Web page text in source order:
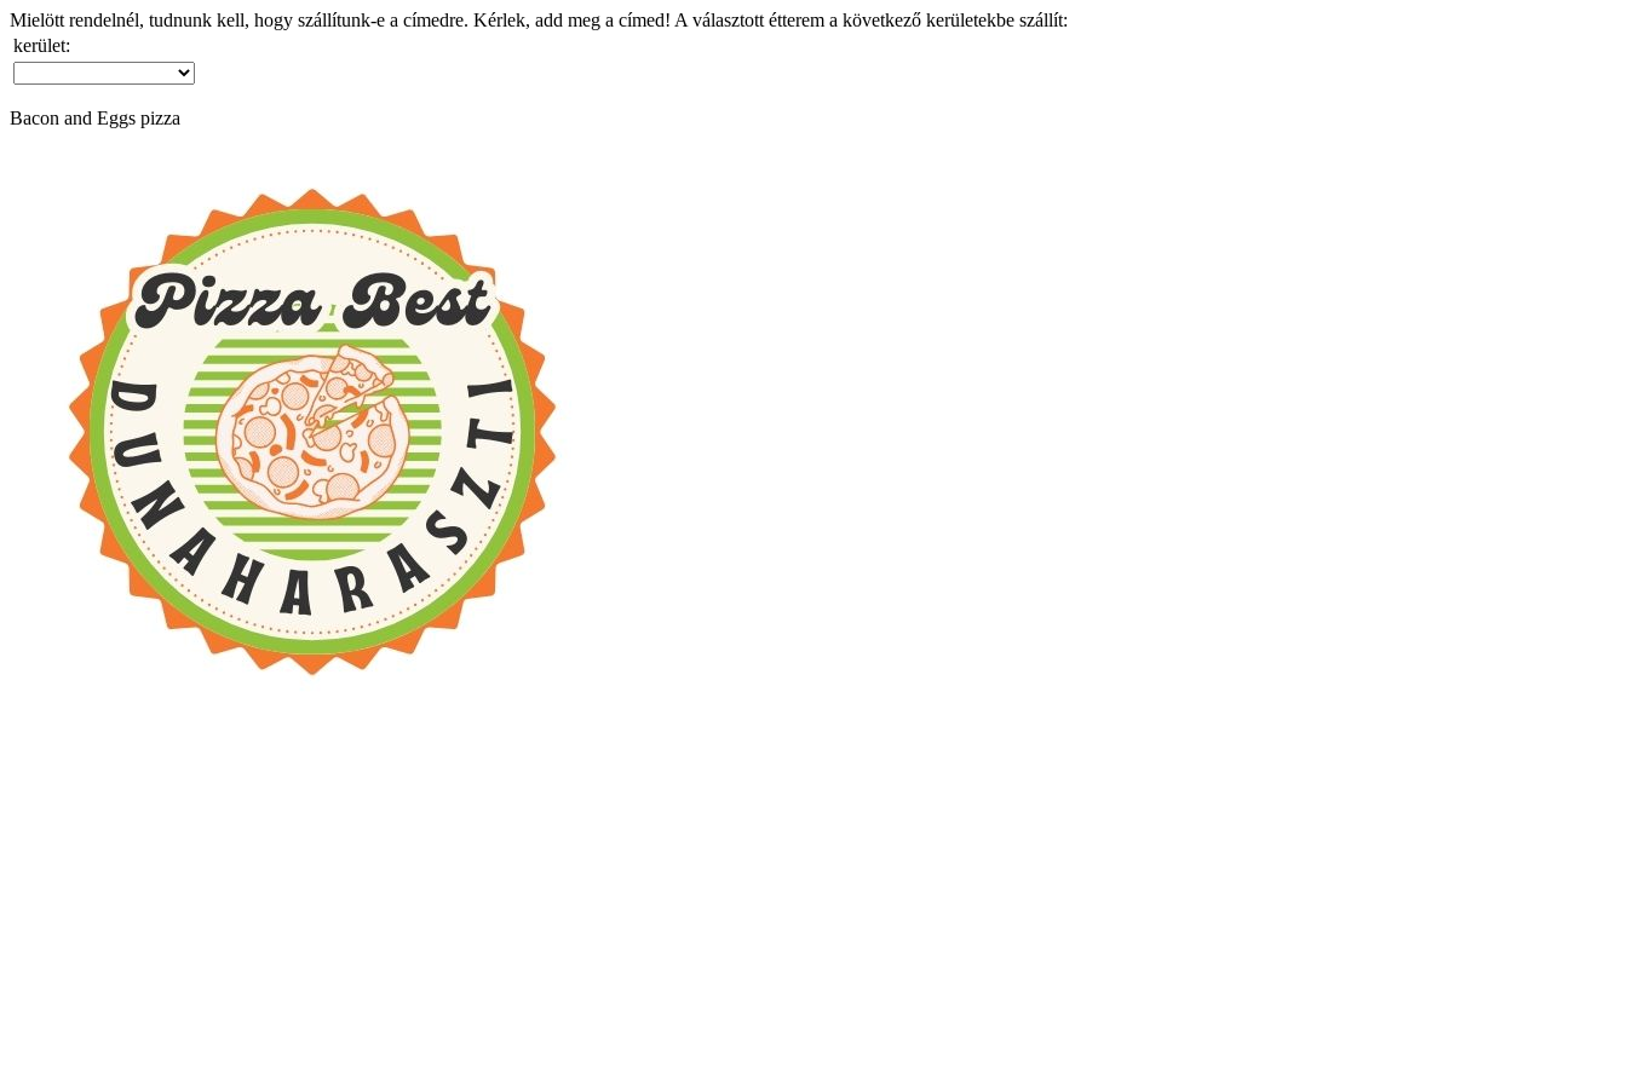
Mielött rendelnél, tudnunk kell, hogy szállítunk-e a címedre. Kérlek, add meg a címed! A választott étterem a következő kerületekbe szállít:
kerület:
Bacon and Eggs pizza